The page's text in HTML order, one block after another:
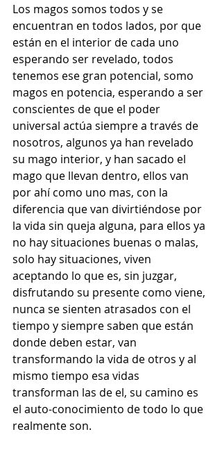
Los magos somos todos y se
encuentran en todos lados, por que
están en el interior de cada uno
esperando ser revelado, todos
tenemos ese gran potencial, somo
magos en potencia, esperando a ser
conscientes de que el poder
universal actúa siempre a través de
nosotros, algunos ya han revelado
su mago interior, y han sacado el
mago que llevan dentro, ellos van
por ahí como uno mas, con la
diferencia que van divirtiéndose por
la vida sin queja alguna, para ellos ya
no hay situaciones buenas o malas,
solo hay situaciones, viven
aceptando lo que es, sin juzgar,
disfrutando su presente como viene,
nunca se sienten atrasados con el
tiempo y siempre saben que están
donde deben estar, van
transformando la vida de otros y al
mismo tiempo esa vidas
transforman las de el, su camino es
el auto-conocimiento de todo lo que
realmente son.